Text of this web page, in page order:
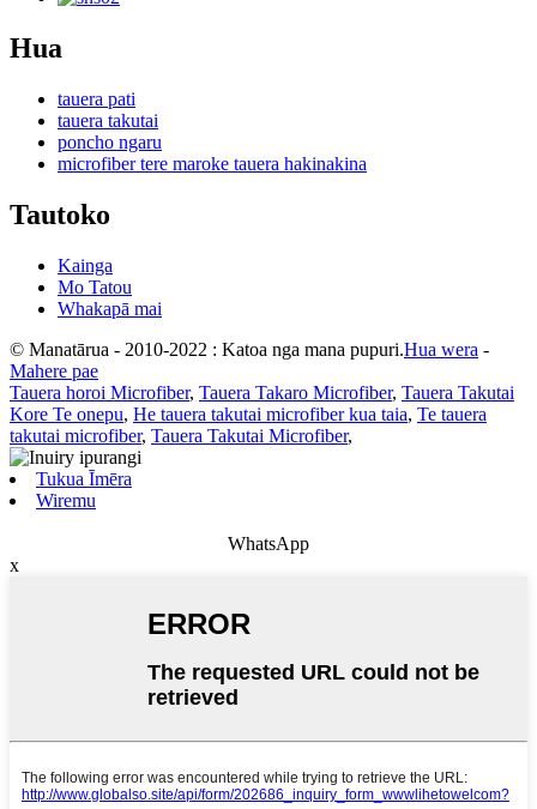
Hua
tauera pati
tauera takutai
poncho ngaru
microfiber tere maroke tauera hakinakina
Tautoko
Kainga
Mo Tatou
Whakapā mai
© Manatārua - 2010-2022 : Katoa nga mana pupuri.Hua wera -
Mahere pae
Tauera horoi Microfiber, Tauera Takaro Microfiber, Tauera Takutai
Kore Te onepu, He tauera takutai microfiber kua taia, Te tauera
takutai microfiber, Tauera Takutai Microfiber,
Tukua Īmēra
Wiremu
WhatsApp
x